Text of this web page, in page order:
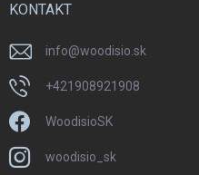
KONTAKT
info@woodisio.sk
+421908921908
WoodisioSK
woodisio_sk